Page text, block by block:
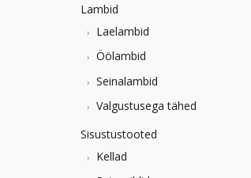
Lambid
Laelambid
Öölambid
Seinalambid
Valgustusega tähed
Sisustustooted
Kellad